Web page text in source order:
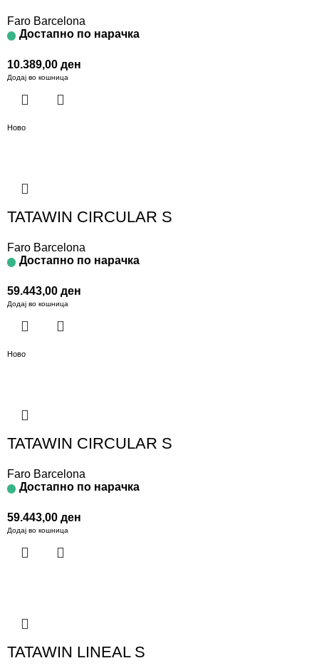
Faro Barcelona
Достапно по нарачка
10.389,00 ден
Додај во кошница
Ново
TATAWIN CIRCULAR S
Faro Barcelona
Достапно по нарачка
59.443,00 ден
Додај во кошница
Ново
TATAWIN CIRCULAR S
Faro Barcelona
Достапно по нарачка
59.443,00 ден
Додај во кошница
TATAWIN LINEAL S